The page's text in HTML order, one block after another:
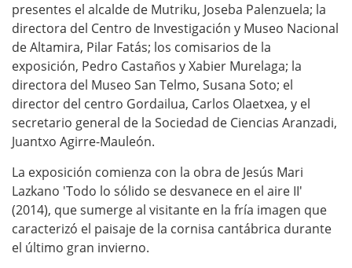
presentes el alcalde de Mutriku, Joseba Palenzuela; la
directora del Centro de Investigación y Museo Nacional
de Altamira, Pilar Fatás; los comisarios de la
exposición, Pedro Castaños y Xabier Murelaga; la
directora del Museo San Telmo, Susana Soto; el
director del centro Gordailua, Carlos Olaetxea, y el
secretario general de la Sociedad de Ciencias Aranzadi,
Juantxo Agirre-Mauleón.
La exposición comienza con la obra de Jesús Mari
Lazkano 'Todo lo sólido se desvanece en el aire II'
(2014), que sumerge al visitante en la fría imagen que
caracterizó el paisaje de la cornisa cantábrica durante
el último gran invierno.